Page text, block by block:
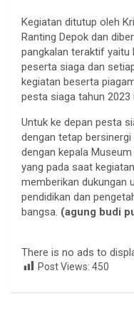
Kegiatan ditutup oleh
Ranting Depok dan
pangkalan teraktif yaitu
peserta siaga dan
kegiatan beserta
pesta siaga tahun 2023
Untuk ke depan pesta
dengan tetap
dengan kepala
yang pada saat
memberikan dukungan
pendidikan dan
bangsa. (agung budi
There is no ads to
Post Views: 450